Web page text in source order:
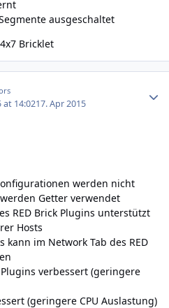
ausgeschaltet
Bricklet
at 14:0217. Apr 2015
werden nicht
Getter verwendet
RED Brick Plugins unterstützt
Hosts
kann im Network Tab des RED
verbessert (geringere
(geringere CPU Auslastung)